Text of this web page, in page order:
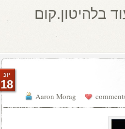
בלהיטון.קום
Aaron Morag
יונ
18